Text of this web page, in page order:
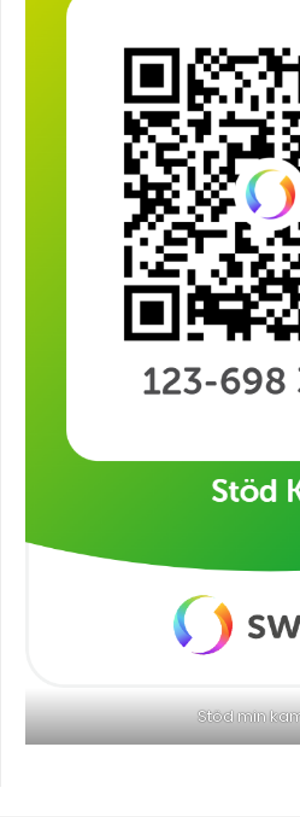
Stöd min